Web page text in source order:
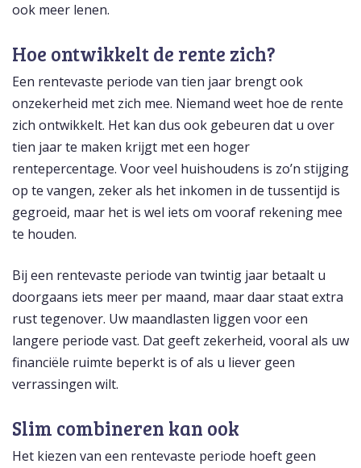
ook meer lenen.
Hoe ontwikkelt de rente zich?
Een rentevaste periode van tien jaar brengt ook
onzekerheid met zich mee. Niemand weet hoe de rente
zich ontwikkelt. Het kan dus ook gebeuren dat u over
tien jaar te maken krijgt met een hoger
rentepercentage. Voor veel huishoudens is zo’n stijging
op te vangen, zeker als het inkomen in de tussentijd is
gegroeid, maar het is wel iets om vooraf rekening mee
te houden.
Bij een rentevaste periode van twintig jaar betaalt u
doorgaans iets meer per maand, maar daar staat extra
rust tegenover. Uw maandlasten liggen voor een
langere periode vast. Dat geeft zekerheid, vooral als uw
financiële ruimte beperkt is of als u liever geen
verrassingen wilt.
Slim combineren kan ook
Het kiezen van een rentevaste periode hoeft geen